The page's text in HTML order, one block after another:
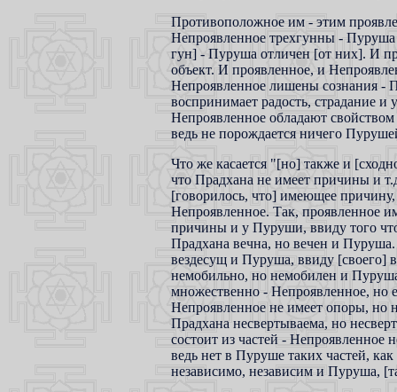
Противоположное им - этим
Непроявленное трехгунны -
гун] - Пуруша отличен [от них]. И
объект. И проявленное, и
Непроявленное лишены сознания -
воспринимает радость, страдание
Непроявленное обладают
ведь не порождается ничего
Что же касается "[но] также и
что Прадхана не имеет причины и
[говорилось, что] имеющее
Непроявленное. Так, проявленное
причины и у Пуруши, ввиду того
Прадхана вечна, но вечен и
вездесущ и Пуруша, ввиду [своего]
немобильно, но немобилен и
множественно - Непроявленное, но
Непроявленное не имеет опоры, но
Прадхана несвертываема, но
состоит из частей - Непроявленное
ведь нет в Пуруше таких частей,
независимо, независим и Пуруша,